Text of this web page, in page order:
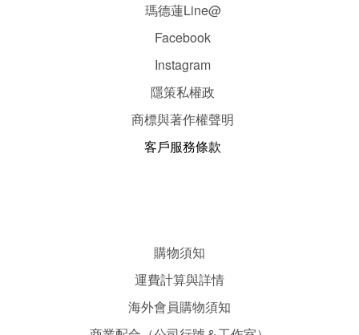
瑪德蓮Line@
Facebook
Instagram
隱策私權政
商標與著作權聲明
客戶服務條款
購物須知
運費計算與詳情
海外會員購物須知